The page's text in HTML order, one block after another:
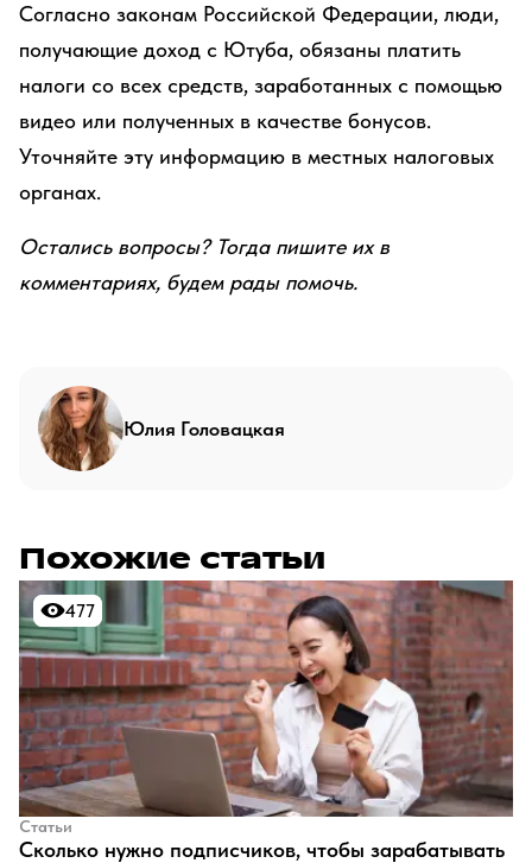
Согласно законам Российской Федерации, люди,
получающие доход с Ютуба, обязаны платить
налоги со всех средств, заработанных с помощью
видео или полученных в качестве бонусов.
Уточняйте эту информацию в местных налоговых
органах.
Остались вопросы? Тогда пишите их в
комментариях, будем рады помочь.
Юлия Головацкая
Похожие статьи
477
477
Статьи
​Сколько нужно подписчиков, чтобы зарабатывать